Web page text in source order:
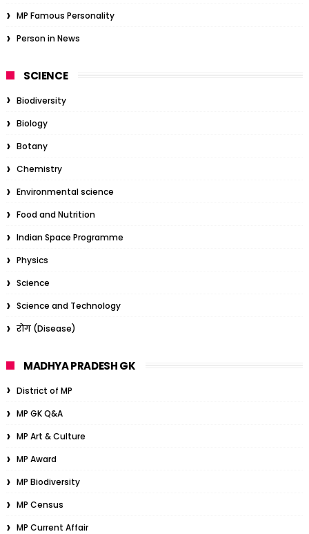
MP Famous Personality
Person in News
SCIENCE
Biodiversity
Biology
Botany
Chemistry
Environmental science
Food and Nutrition
Indian Space Programme
Physics
Science
Science and Technology
रोग (Disease)
MADHYA PRADESH GK
District of MP
MP GK Q&A
MP Art & Culture
MP Award
MP Biodiversity
MP Census
MP Current Affair